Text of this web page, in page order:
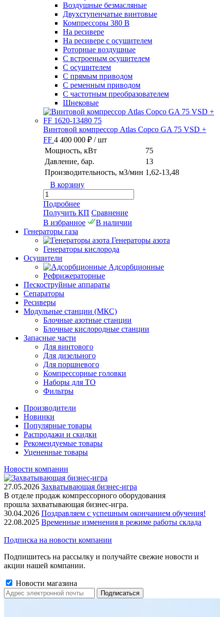
Воздушные безмасляные
Двухступенчатые винтовые
Компрессоры 380 В
На ресивере
На ресивере с осушителем
Роторные воздушные
С встроеным осушителем
С осушителем
С прямым приводом
С ременным приводом
С частотным преобразователем
Шнековые
Винтовой компрессор Atlas Copco GA 75 VSD +
FF 4 400 000 ₽ / шт
Мощность, кВт
75
Давление, бар.
13
Производительность, м3/мин 1,62-13,48
В корзину
Подробнее
Получить КП Сравнение
В избранное
В наличии
Генераторы газа
Генераторы азота
Генераторы кислорода
Осушители
Адсорбционные
Рефрижераторные
Пескоструйные аппараты
Сепараторы
Ресиверы
Модульные станции (МКС)
Блочные азотные станции
Блочные кислородные станции
Запасные части
Для винтового
Для дизельного
Для поршневого
Компрессорные головки
Наборы для ТО
Фильтры
Производители
Новинки
Популярные товары
Распродажи и скидки
Рекомендуемые товары
Уцененные товары
Новости компании
27.05.2026 Захватывающая бизнес-игра
В отделе продаж компрессорного оборудования
прошла захватывающая бизнес-игра.
30.04.2026 Поздравляем с успешным окончанием обучения!
22.08.2025 Временные изменения в режиме работы склада
Подписка на новости компании
Подпишитесь на рассылку и получайте свежие новости и
акции нашей компании.
Новости магазина